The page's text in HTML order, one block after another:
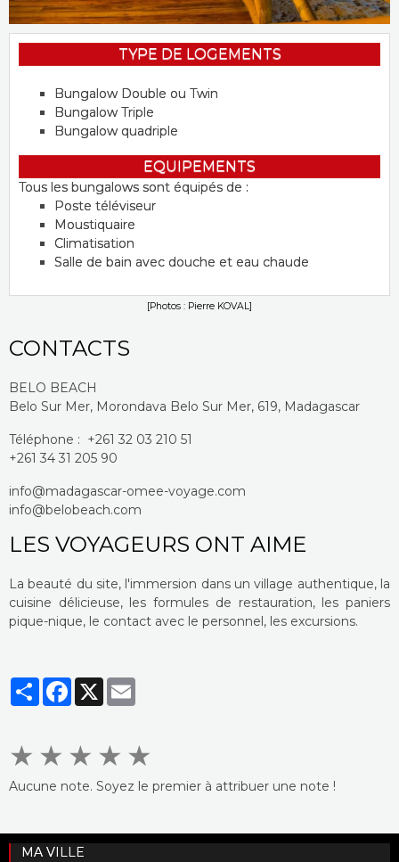
TYPE DE LOGEMENTS
Bungalow Double ou Twin
Bungalow Triple
Bungalow quadriple
EQUIPEMENTS
Tous les bungalows sont équipés de :
Poste téléviseur
Moustiquaire
Climatisation
Salle de bain avec douche et eau chaude
[Photos : Pierre KOVAL]
CONTACTS
BELO BEACH
Belo Sur Mer, Morondava Belo Sur Mer, 619, Madagascar
Téléphone : +261 32 03 210 51
+261 34 31 205 90
info@madagascar-omee-voyage.com
info@belobeach.com
LES VOYAGEURS ONT AIME
La beauté du site, l'immersion dans un village authentique, la
cuisine délicieuse, les formules de restauration, les paniers
pique-nique, le contact avec le personnel, les excursions.
PartagerFacebook
X
★ ★ ★ ★ ★
Aucune note. Soyez le premier à attribuer une note !
MA VILLE